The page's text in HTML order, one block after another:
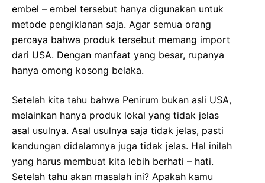
embel – embel tersebut hanya digunakan untuk
metode pengiklanan saja. Agar semua orang
percaya bahwa produk tersebut memang import
dari USA. Dengan manfaat yang besar, rupanya
hanya omong kosong belaka.
Setelah kita tahu bahwa Penirum bukan asli USA,
melainkan hanya produk lokal yang tidak jelas
asal usulnya. Asal usulnya saja tidak jelas, pasti
kandungan didalamnya juga tidak jelas. Hal inilah
yang harus membuat kita lebih berhati – hati.
Setelah tahu akan masalah ini? Apakah kamu